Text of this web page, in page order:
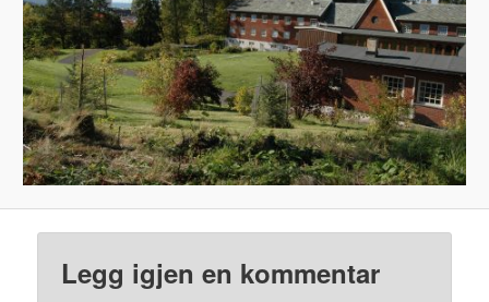
Legg igjen en kommentar